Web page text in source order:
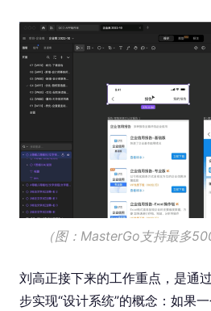
（图：MasterGo支持最多
刘高正接下来的工作重点，是通
步实现“设计系统”的概念：如果